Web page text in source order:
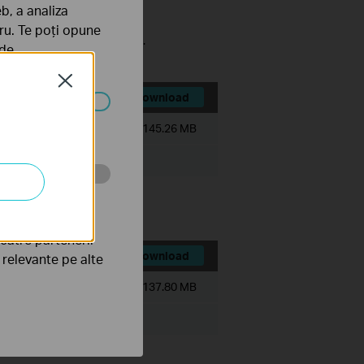
and Solar Power System.
Download
145.26 MB
Download
137.80 MB
Close
a analiza
Te poți opune
în
web a
partenerii
pe alte